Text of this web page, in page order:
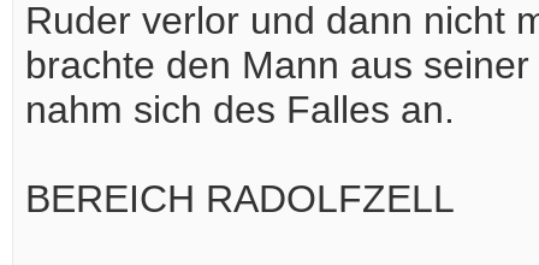
Ruder verlor und dann nicht
brachte den Mann aus
nahm sich des Falles an.
BEREICH RADOLFZELL